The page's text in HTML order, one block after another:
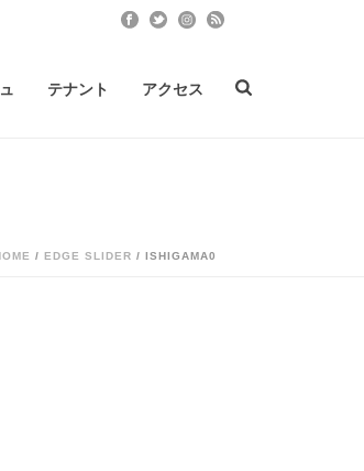
テナント アクセス
/ EDGE SLIDER / ISHIGAMA0